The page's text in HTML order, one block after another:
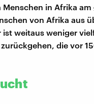
Menschen in Afrika
von Afrika aus
ist weitaus weniger
die vor